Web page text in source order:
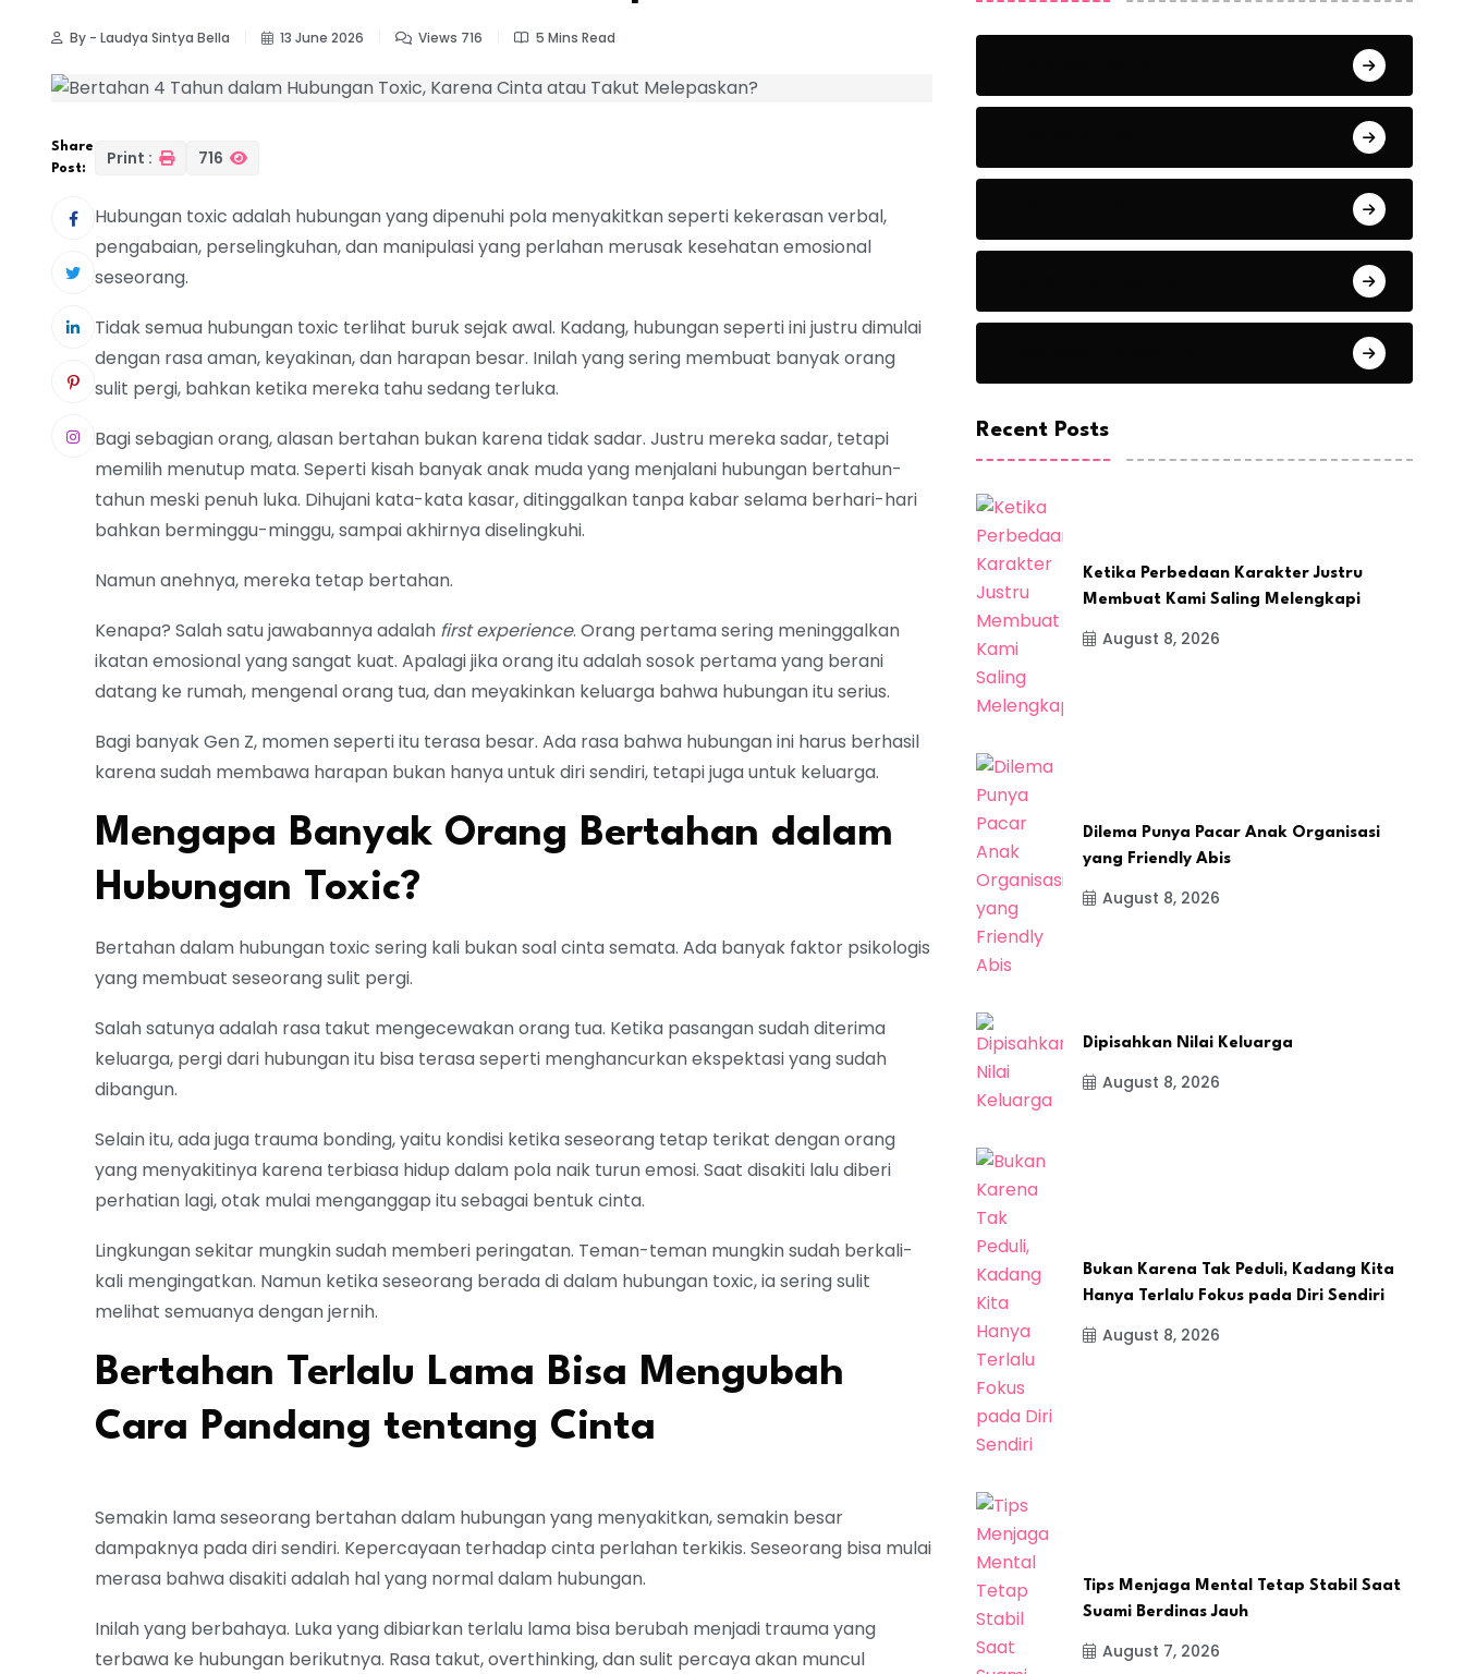
By - Laudya Sintya Bella 13 June 2026 Views 716 5 Mins Read
Share
Post:
Print : 716
Hubungan toxic adalah hubungan yang dipenuhi pola menyakitkan seperti kekerasan verbal,
pengabaian, perselingkuhan, dan manipulasi yang perlahan merusak kesehatan emosional
seseorang.
Tidak semua hubungan toxic terlihat buruk sejak awal. Kadang, hubungan seperti ini justru dimulai
dengan rasa aman, keyakinan, dan harapan besar. Inilah yang sering membuat banyak orang
sulit pergi, bahkan ketika mereka tahu sedang terluka.
Bagi sebagian orang, alasan bertahan bukan karena tidak sadar. Justru mereka sadar, tetapi
memilih menutup mata. Seperti kisah banyak anak muda yang menjalani hubungan bertahun-
tahun meski penuh luka. Dihujani kata-kata kasar, ditinggalkan tanpa kabar selama berhari-hari
bahkan berminggu-minggu, sampai akhirnya diselingkuhi.
Namun anehnya, mereka tetap bertahan.
Kenapa? Salah satu jawabannya adalah first experience. Orang pertama sering meninggalkan
ikatan emosional yang sangat kuat. Apalagi jika orang itu adalah sosok pertama yang berani
datang ke rumah, mengenal orang tua, dan meyakinkan keluarga bahwa hubungan itu serius.
Bagi banyak Gen Z, momen seperti itu terasa besar. Ada rasa bahwa hubungan ini harus berhasil
karena sudah membawa harapan bukan hanya untuk diri sendiri, tetapi juga untuk keluarga.
Mengapa Banyak Orang Bertahan dalam
Hubungan Toxic?
Bertahan dalam hubungan toxic sering kali bukan soal cinta semata. Ada banyak faktor psikologis
yang membuat seseorang sulit pergi.
Salah satunya adalah rasa takut mengecewakan orang tua. Ketika pasangan sudah diterima
keluarga, pergi dari hubungan itu bisa terasa seperti menghancurkan ekspektasi yang sudah
dibangun.
Selain itu, ada juga trauma bonding, yaitu kondisi ketika seseorang tetap terikat dengan orang
yang menyakitinya karena terbiasa hidup dalam pola naik turun emosi. Saat disakiti lalu diberi
perhatian lagi, otak mulai menganggap itu sebagai bentuk cinta.
Lingkungan sekitar mungkin sudah memberi peringatan. Teman-teman mungkin sudah berkali-
kali mengingatkan. Namun ketika seseorang berada di dalam hubungan toxic, ia sering sulit
melihat semuanya dengan jernih.
Bertahan Terlalu Lama Bisa Mengubah
Cara Pandang tentang Cinta
Semakin lama seseorang bertahan dalam hubungan yang menyakitkan, semakin besar
dampaknya pada diri sendiri. Kepercayaan terhadap cinta perlahan terkikis. Seseorang bisa mulai
merasa bahwa disakiti adalah hal yang normal dalam hubungan.
Inilah yang berbahaya. Luka yang dibiarkan terlalu lama bisa berubah menjadi trauma yang
terbawa ke hubungan berikutnya. Rasa takut, overthinking, dan sulit percaya akan muncul
Recent Posts
Ketika Perbedaan Karakter Justru
Membuat Kami Saling Melengkapi
August 8, 2026
Dilema Punya Pacar Anak Organisasi
yang Friendly Abis
August 8, 2026
Dipisahkan Nilai Keluarga
August 8, 2026
Bukan Karena Tak Peduli, Kadang Kita
Hanya Terlalu Fokus pada Diri Sendiri
August 8, 2026
Tips Menjaga Mental Tetap Stabil Saat
Suami Berdinas Jauh
August 7, 2026